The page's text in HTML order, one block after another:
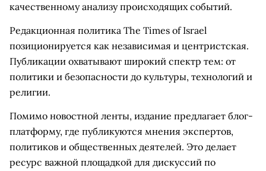
качественному анализу происходящих событий.
Редакционная политика The Times of Israel
позиционируется как независимая и центристская.
Публикации охватывают широкий спектр тем: от
политики и безопасности до культуры, технологий и
религии.
Помимо новостной ленты, издание предлагает блог-
платформу, где публикуются мнения экспертов,
политиков и общественных деятелей. Это делает
ресурс важной площадкой для дискуссий по